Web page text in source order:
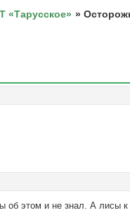
»
об этом и не знал. А лисы